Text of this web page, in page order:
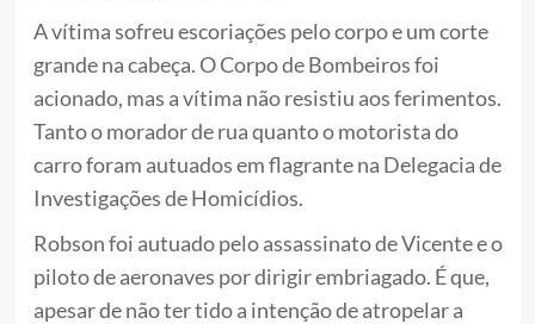
A vítima sofreu escoriações pelo corpo e um corte
grande na cabeça. O Corpo de Bombeiros foi
acionado, mas a vítima não resistiu aos ferimentos.
Tanto o morador de rua quanto o motorista do
carro foram autuados em flagrante na Delegacia de
Investigações de Homicídios.
Robson foi autuado pelo assassinato de Vicente e o
piloto de aeronaves por dirigir embriagado. É que,
apesar de não ter tido a intenção de atropelar a